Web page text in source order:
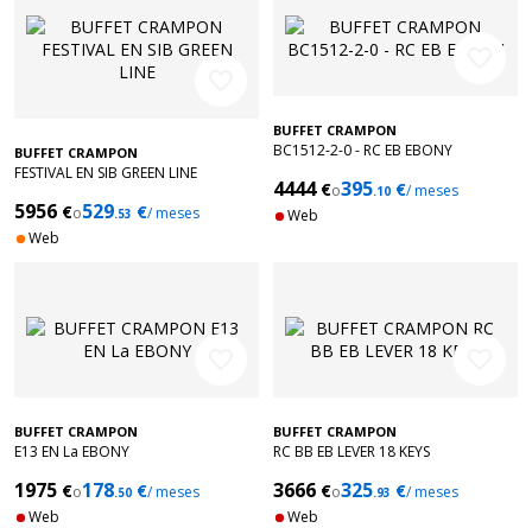
BUFFET CRAMPON
FESTIVAL EN SIB GREEN LINE
5956 €o529.53 €/ meses
Web
BUFFET CRAMPON
BC1512-2-0 - RC EB EBONY
4444€o395.10 €/ meses
Web
BUFFET CRAMPON
E13 EN La EBONY
1975 €o178.50 €/ meses
Web
BUFFET CRAMPON
RC BB EB LEVER 18 KEYS
3666 €o325.93 €/ meses
Web